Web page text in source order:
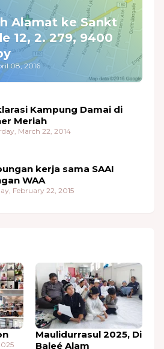
Alamat ke Sankt
12, 2. 279, 9400
08, 2016
Kampung Damai di
Meriah
March 22, 2014
kerja sama SAAI
WAA
February 22, 2015
Maulidurrasul 2025, Di
Baleé Alam